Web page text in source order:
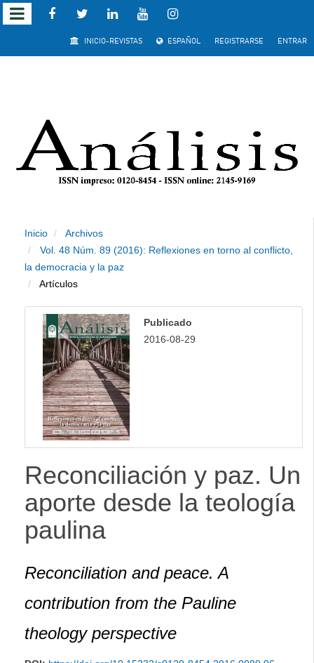
Salto rápido al contenido de la página
Navegación principal
INICIO-REVISTAS ESPAÑOL REGISTRARSE ENTRAR
Inicio
Archivos
Vol. 48 Núm. 89 (2016): Reflexiones en torno al conflicto,
la democracia y la paz
Artículos
Publicado
2016-08-29
Reconciliación y paz. Un
aporte desde la teología
paulina
Reconciliation and peace. A
contribution from the Pauline
theology perspective